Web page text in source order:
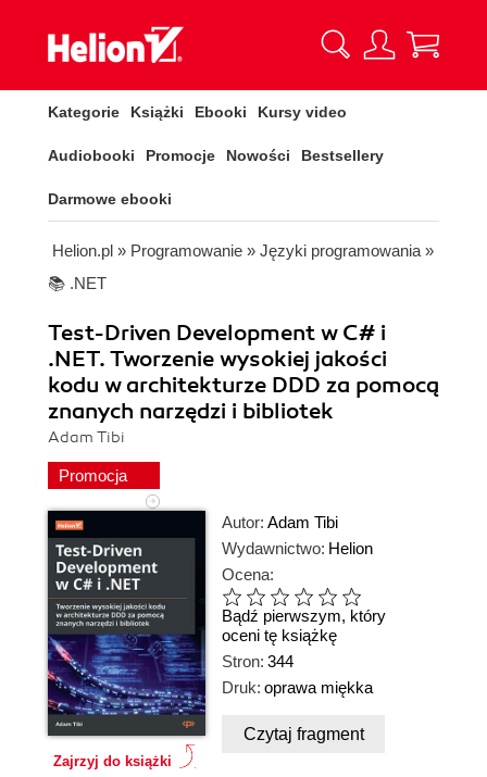
Kategorie Książki Ebooki Kursy video
Audiobooki Promocje Nowości Bestsellery
Darmowe ebooki
Helion.pl » Programowanie » Języki programowania »
📚 .NET
Test-Driven Development w C# i
.NET. Tworzenie wysokiej jakości
kodu w architekturze DDD za pomocą
znanych narzędzi i bibliotek
Adam Tibi
Promocja
Zajrzyj do książki
Autor: Adam Tibi
Wydawnictwo: Helion
Ocena:
Bądź pierwszym, który
oceni tę książkę
Stron: 344
Druk: oprawa miękka
Czytaj fragment